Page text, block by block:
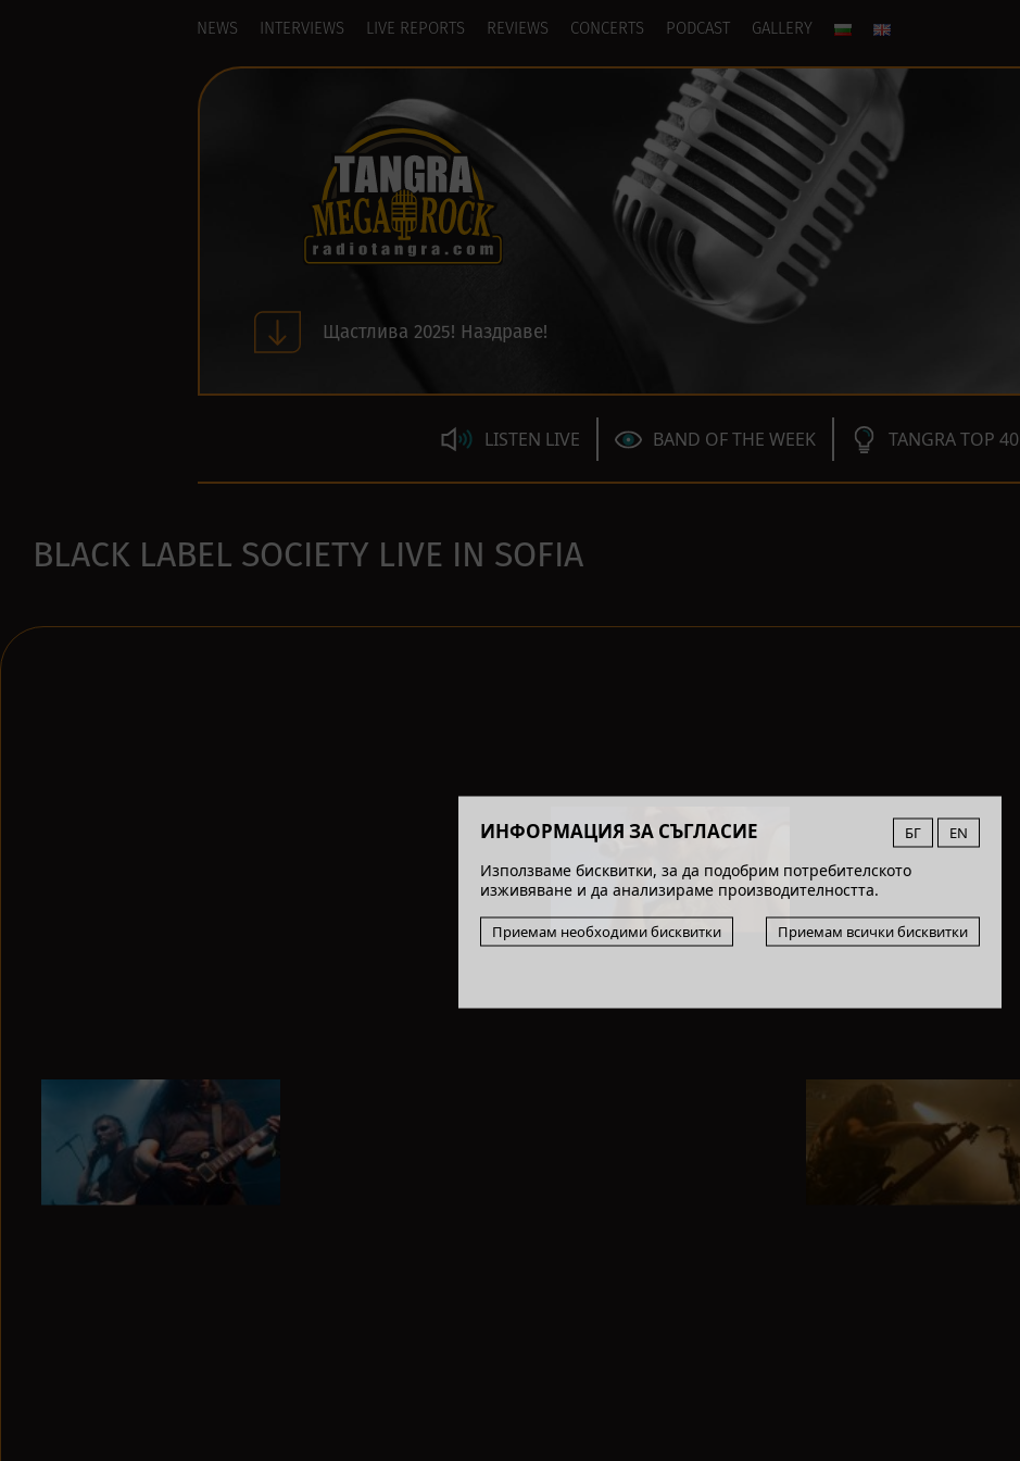
ИНФОРМАЦИЯ ЗА СЪГЛАСИЕ БГ EN
Използваме бисквитки, за да подобрим потребителското
изживяване и да анализираме производителността.
Приемам необходими бисквитки Приемам всички бисквитки
NEWS INTERVIEWS LIVE REPORTS REVIEWS CONCERTS PODCAST GALLERY
Щастлива 2025! Наздраве!
LISTEN LIVE BAND OF THE WEEK TANGRA TOP 40
BLACK LABEL SOCIETY LIVE IN SOFIA